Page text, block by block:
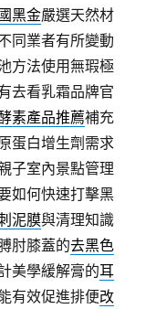
黑金嚴選天然材
同業者有所變動
方法使用無瑕極
去看乳霜品牌官
素產品推薦補充
蛋白增生劑需求
子室內景點管理
如何快速打擊黑
泥膜與清理知識
肘膝蓋的去黑色
美學緩解膏的耳
有效促進排便改